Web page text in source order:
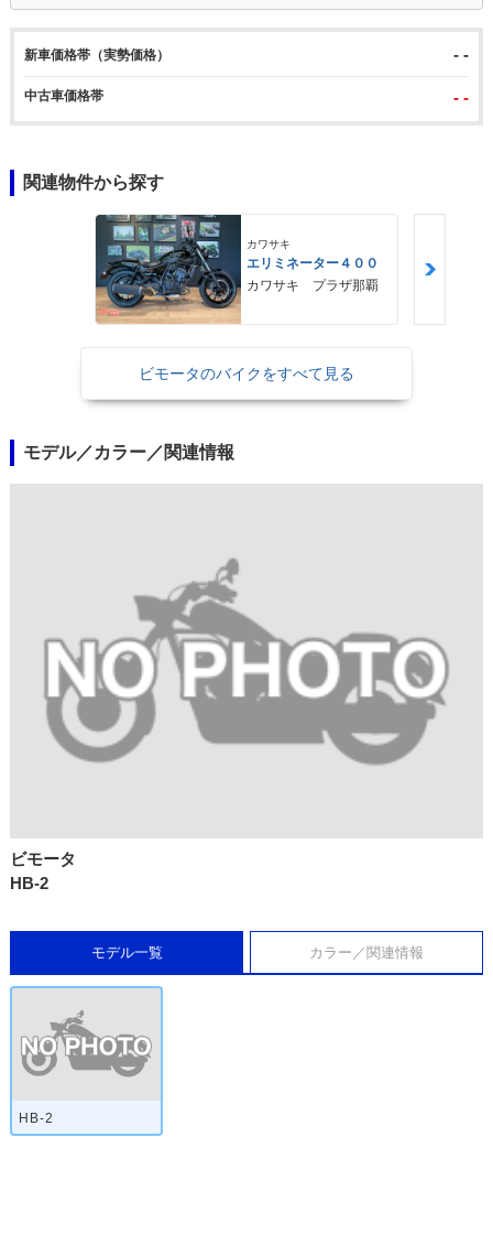
新車価格帯（実勢価格） - -
中古車価格帯 - -
関連物件から探す
カワサキ
エリミネーター４００
カワサキ プラザ那覇
ビモータのバイクをすべて見る
モデル／カラー／関連情報
ビモータ
HB-2
モデル一覧 カラー／関連情報
HB-2